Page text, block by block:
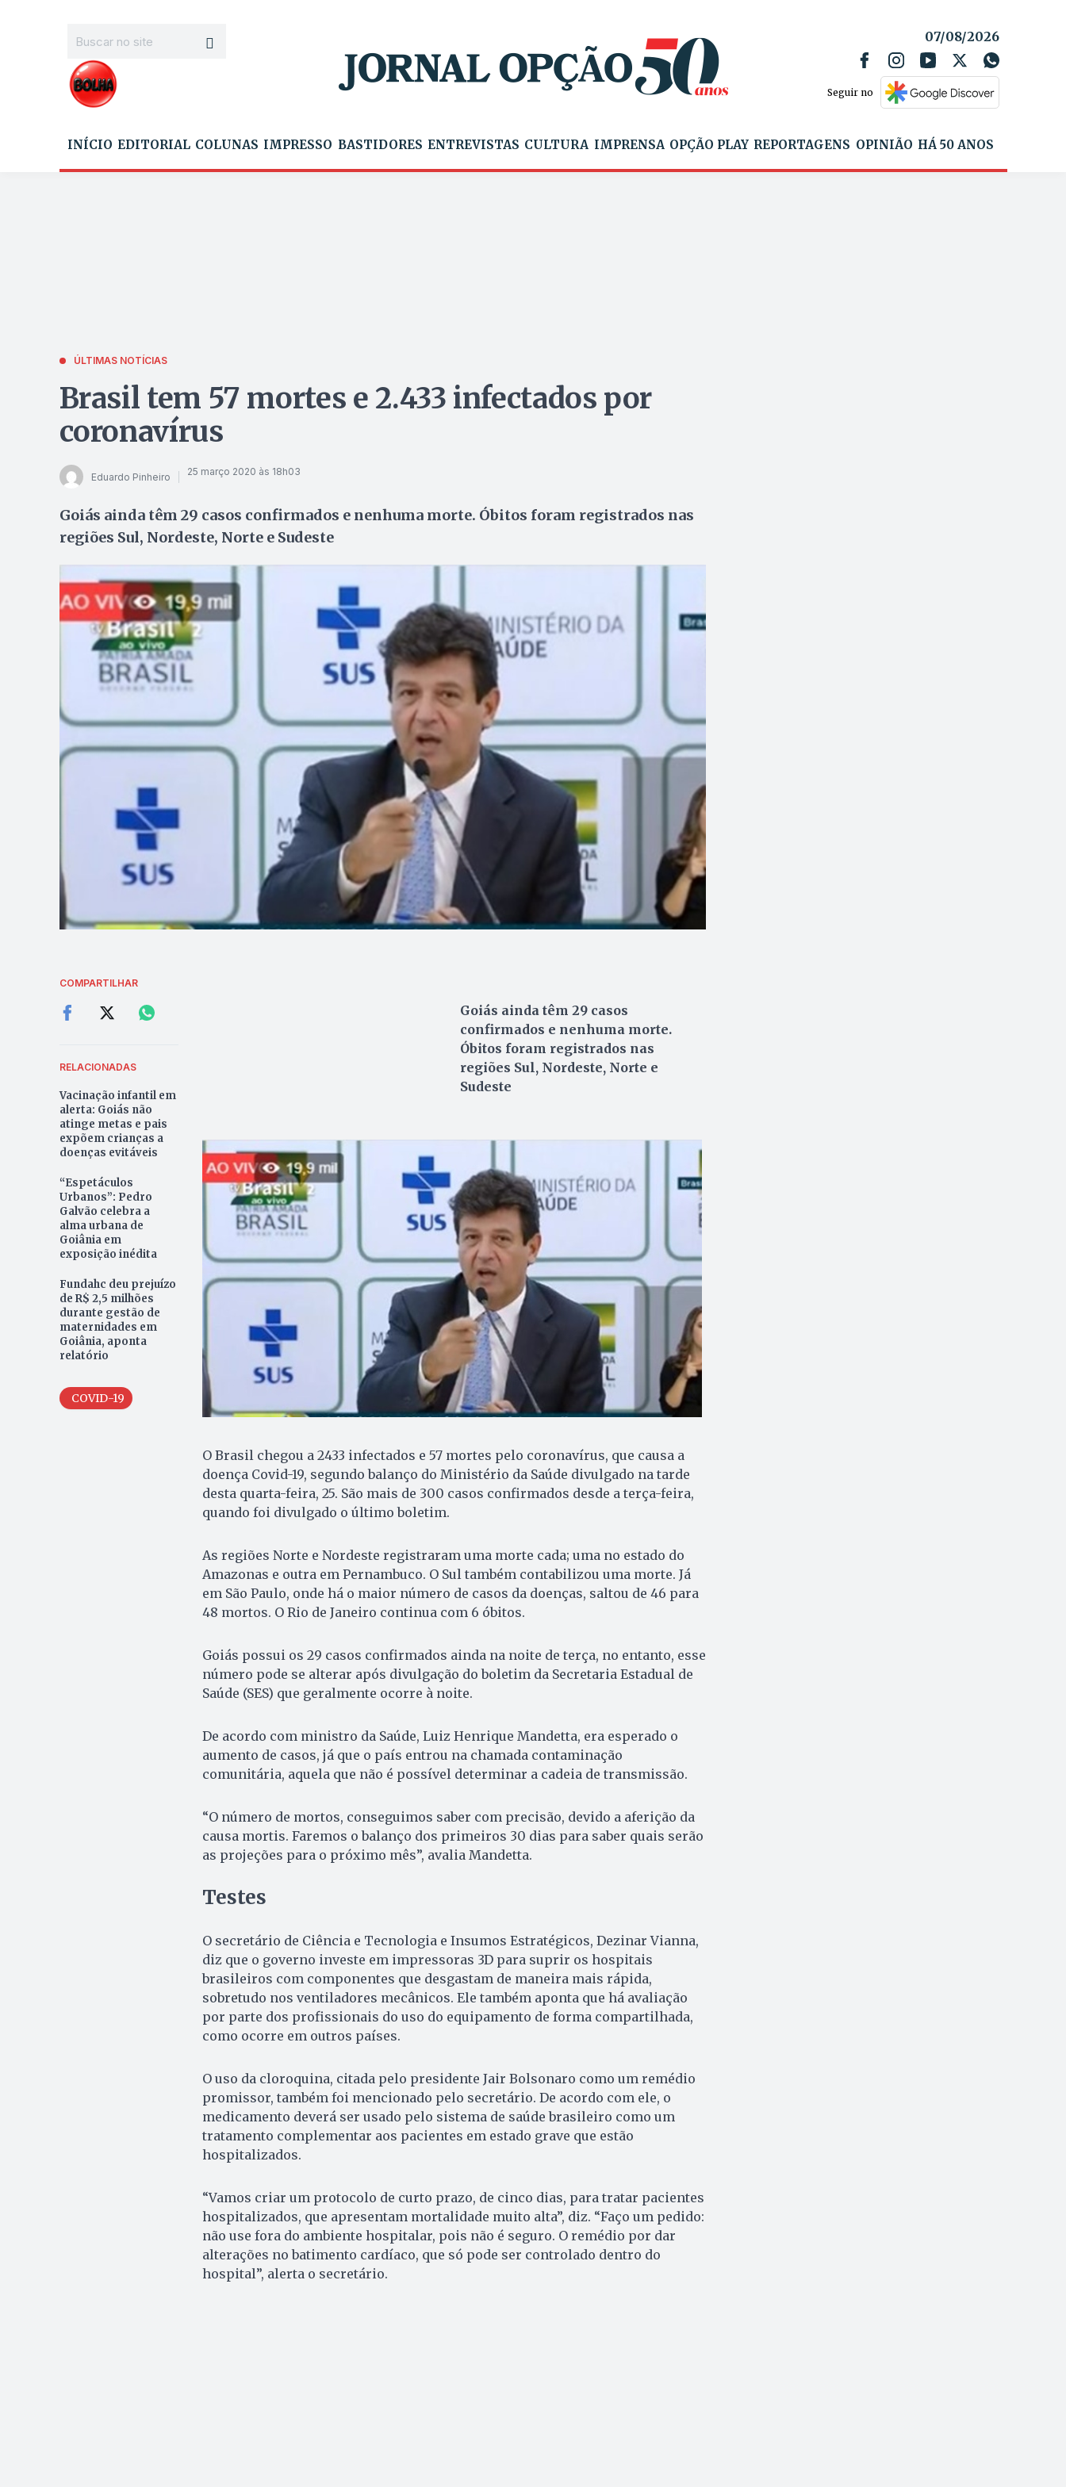
07/08/2026
Seguir no
INÍCIO EDITORIAL COLUNAS IMPRESSO BASTIDORES ENTREVISTAS CULTURA IMPRENSA OPÇÃO PLAY REPORTAGENS OPINIÃO HÁ 50 ANOS
ÚLTIMAS NOTÍCIAS
Brasil tem 57 mortes e 2.433 infectados por
coronavírus
Eduardo Pinheiro 25 março 2020 às 18h03
Goiás ainda têm 29 casos confirmados e nenhuma morte. Óbitos foram registrados nas
regiões Sul, Nordeste, Norte e Sudeste
COMPARTILHAR
RELACIONADAS
Vacinação infantil em
alerta: Goiás não
atinge metas e pais
expõem crianças a
doenças evitáveis
“Espetáculos
Urbanos”: Pedro
Galvão celebra a
alma urbana de
Goiânia em
exposição inédita
Fundahc deu prejuízo
de R$ 2,5 milhões
durante gestão de
maternidades em
Goiânia, aponta
relatório
COVID-19
Goiás ainda têm 29 casos
confirmados e nenhuma morte.
Óbitos foram registrados nas
regiões Sul, Nordeste, Norte e
Sudeste
O Brasil chegou a 2433 infectados e 57 mortes pelo coronavírus, que causa a
doença Covid-19, segundo balanço do Ministério da Saúde divulgado na tarde
desta quarta-feira, 25. São mais de 300 casos confirmados desde a terça-feira,
quando foi divulgado o último boletim.
As regiões Norte e Nordeste registraram uma morte cada; uma no estado do
Amazonas e outra em Pernambuco. O Sul também contabilizou uma morte. Já
em São Paulo, onde há o maior número de casos da doenças, saltou de 46 para
48 mortos. O Rio de Janeiro continua com 6 óbitos.
Goiás possui os 29 casos confirmados ainda na noite de terça, no entanto, esse
número pode se alterar após divulgação do boletim da Secretaria Estadual de
Saúde (SES) que geralmente ocorre à noite.
De acordo com ministro da Saúde, Luiz Henrique Mandetta, era esperado o
aumento de casos, já que o país entrou na chamada contaminação
comunitária, aquela que não é possível determinar a cadeia de transmissão.
“O número de mortos, conseguimos saber com precisão, devido a aferição da
causa mortis. Faremos o balanço dos primeiros 30 dias para saber quais serão
as projeções para o próximo mês”, avalia Mandetta.
Testes
O secretário de Ciência e Tecnologia e Insumos Estratégicos, Dezinar Vianna,
diz que o governo investe em impressoras 3D para suprir os hospitais
brasileiros com componentes que desgastam de maneira mais rápida,
sobretudo nos ventiladores mecânicos. Ele também aponta que há avaliação
por parte dos profissionais do uso do equipamento de forma compartilhada,
como ocorre em outros países.
O uso da cloroquina, citada pelo presidente Jair Bolsonaro como um remédio
promissor, também foi mencionado pelo secretário. De acordo com ele, o
medicamento deverá ser usado pelo sistema de saúde brasileiro como um
tratamento complementar aos pacientes em estado grave que estão
hospitalizados.
“Vamos criar um protocolo de curto prazo, de cinco dias, para tratar pacientes
hospitalizados, que apresentam mortalidade muito alta”, diz. “Faço um pedido:
não use fora do ambiente hospitalar, pois não é seguro. O remédio por dar
alterações no batimento cardíaco, que só pode ser controlado dentro do
hospital”, alerta o secretário.